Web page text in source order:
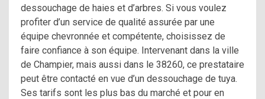
dessouchage de haies et d’arbres. Si vous voulez
profiter d’un service de qualité assurée par une
équipe chevronnée et compétente, choisissez de
faire confiance à son équipe. Intervenant dans la ville
de Champier, mais aussi dans le 38260, ce prestataire
peut être contacté en vue d’un dessouchage de tuya.
Ses tarifs sont les plus bas du marché et pour en